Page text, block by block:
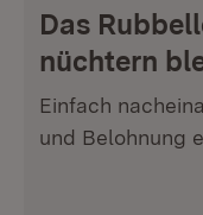
Das
nüchtern
Einfach
und Belohnung